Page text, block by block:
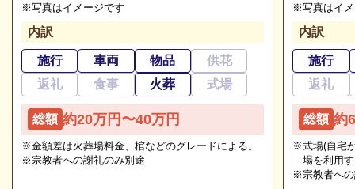
ご相談は無料で承ります
非日常的な葬儀のこと。初めての方はもちろん、経験
のある方でもわからないことが多いものです。少しで
も不安や心配事があれば、些細と思われることでも遠
慮なくご相談ください。相談によりイメージが浮かん
で理解が進めば、必要・不要の判断もつきやすくなり
ます。
キクヤ八王子中央ホールの葬儀の種類
キクヤ八王子中央ホールの葬儀の種類をご紹介しま
す。
キクヤ八王子中央ホールの一般葬
キクヤ八王子中央ホールの一般葬は、通夜と告別式を
2日間にわたってしっかり執り行う葬儀となります。
※写真はイメージです
内訳
施行 車両 物品
供花
返礼
食事 火葬 式場
総額 約20万円〜40万円
※金額差は火葬場料金、棺などのグレードによる。
※宗教者への謝礼のみ別途
※写真はイ
内訳
施行
返礼
総額 約
※式場(自宅
場を利用
※宗教者へ